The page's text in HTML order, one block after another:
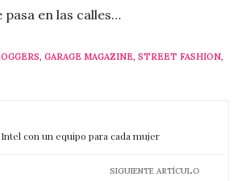
en las calles…
, GARAGE MAGAZINE, STREET FASHION,
con un equipo para cada mujer
SIGUIENTE ARTÍCULO